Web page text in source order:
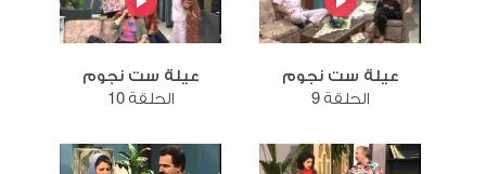
عيلة ست نجوم
الحلقة 9
عيلة ست نجوم
الحلقة 10